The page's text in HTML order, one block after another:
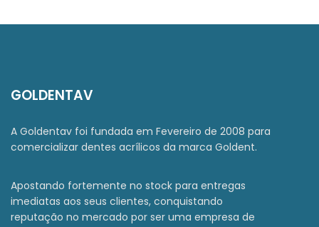
GOLDENTAV
A Goldentav foi fundada em Fevereiro de 2008 para
comercializar dentes acrílicos da marca Goldent.
Apostando fortemente no stock para entregas
imediatas aos seus clientes, conquistando
reputação no mercado por ser uma empresa de